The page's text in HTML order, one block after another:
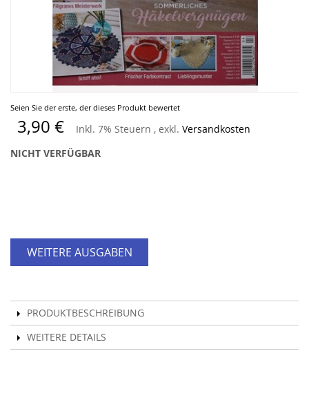
Seien Sie der erste, der dieses Produkt bewertet
3,90 € Inkl. 7% Steuern , exkl. Versandkosten
NICHT VERFÜGBAR
WEITERE AUSGABEN
PRODUKTBESCHREIBUNG
WEITERE DETAILS
Zum
Anfang
der
Bildergalerie
springen